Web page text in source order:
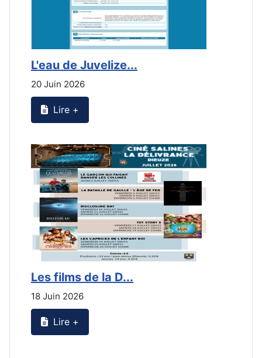
L'eau de Juvelize...
20 Juin 2026
Lire +
Les films de la D...
18 Juin 2026
Lire +